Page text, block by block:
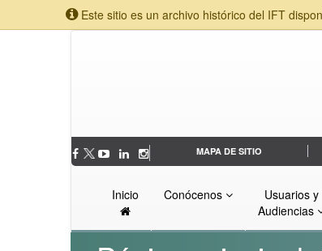
Este sitio es un archivo histórico del IFT
MAPA DE SITIO
Inicio Conócenos
Usuarios y
Audiencias